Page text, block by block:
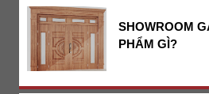
SHOWROOM
PHẨM GÌ?